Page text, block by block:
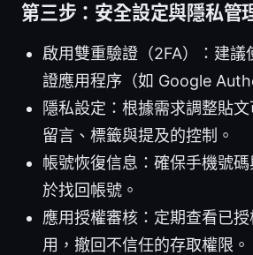
第三步：安全設定與隱私管
啟用雙重驗證（2FA）：建議
證應用程序（如 Google
隱私設定：根據需求調整貼
留言、標籤與提及的控制。
帳號恢復信息：確保手機號
於找回帳號。
應用授權審核：定期查看已
用，撤回不信任的存取權限。